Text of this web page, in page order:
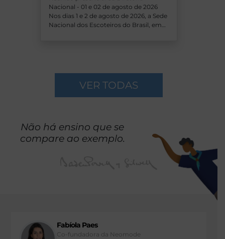
Nacional - 01 e 02 de agosto de 2026
Nos dias 1 e 2 de agosto de 2026, a Sede
Nacional dos Escoteiros do Brasil, em…
VER TODAS
Não há ensino que se
compare ao exemplo.
Fabíola Paes
Co-fundadora da Neomode